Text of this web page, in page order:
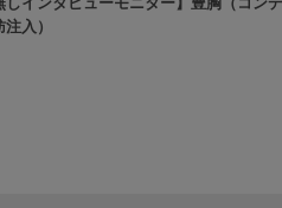
入）